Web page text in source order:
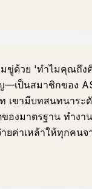
ขู่ด้วย 'ทำไมคุณถึง
—เป็นสมาชิกของ
เขามีบทสนทนาร
องมาตรฐาน ทำง
ค่าเหล้าให้ทุกคนจา